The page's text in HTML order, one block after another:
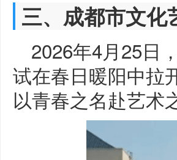
三、成都市文化
2026年4月25日
试在春日暖阳中拉
以青春之名赴艺术